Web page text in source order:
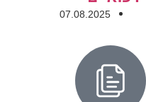
07.08.2025